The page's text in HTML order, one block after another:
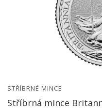
STŘÍBRNÉ MINCE
Stříbrná mince